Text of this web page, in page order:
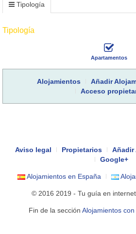
Tipología
Tipología
Apartamentos
Alojamientos
Añadir
Acceso
Aviso legal Propietarios
Añadir
Google+
Alojamientos en España
© 2016 2019 - Tu guía en
Fin de la sección Alojamientos